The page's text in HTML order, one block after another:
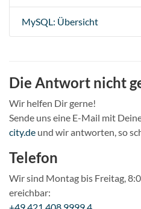
MySQL: Übersicht
Die Antwort nicht
Wir helfen Dir gerne!
Sende uns eine E-Mail mit
city.de und wir antworten, so
Telefon
Wir sind Montag bis Freitag,
ereichbar: